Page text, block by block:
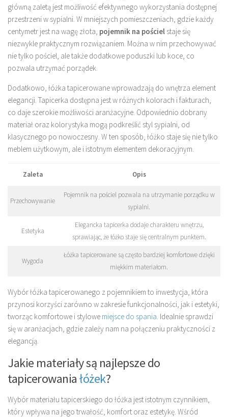
główną zaletą jest możliwość efektywnego wykorzystania dostępnej
przestrzeni w sypialni. W mniejszych pomieszczeniach, gdzie każdy
centymetr jest na wagę złota, pojemnik na pościel staje się
niezwykle praktycznym rozwiązaniem. Można w nim przechowywać
nie tylko pościel, ale także dodatkowe poduszki lub koce, co
pozwala utrzymać porządek.
Dodatkowo, łóżka tapicerowane wprowadzają do wnętrza element
elegancji. Tapicerka dostępna jest w różnych kolorach i fakturach,
co daje szerokie możliwości aranżacyjne. Odpowiednio dobrany
materiał oraz kolorystyka mogą podkreślić styl sypialni, od
klasycznego po nowoczesny. W ten sposób, łóżko staje się nie tylko
meblem użytkowym, ale i istotnym elementem dekoracyjnym.
Zaleta Opis
Przechowywanie
Pojemnik na pościel pozwala na utrzymanie porządku w
sypialni.
Estetyka
Elegancka tapicerka dodaje charakteru wnętrzu,
sprawiając, że łóżko staje się centralnym punktem.
Wygoda
Łóżka tapicerowane są często bardziej komfortowe dzięki
miękkim materiałom.
Wybór łóżka tapicerowanego z pojemnikiem to inwestycja, która
przynosi korzyści zarówno w zakresie funkcjonalności, jak i estetyki,
tworząc komfortowe i stylowe miejsce do spania. Idealnie sprawdzi
się w aranżacjach, gdzie zależy nam na połączeniu praktyczności z
elegancją.
Jakie materiały są najlepsze do
tapicerowaniałóżek?
Wybór materiału tapicerskiego do łóżka jest istotnym czynnikiem,
który wpływa na jego trwałość, komfort oraz estetykę. Wśród